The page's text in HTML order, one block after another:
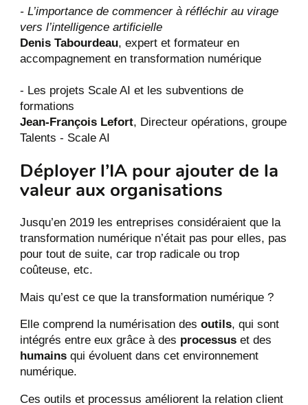
- L’importance de commencer à réfléchir au virage
vers l’intelligence artificielle
Denis Tabourdeau, expert et formateur en
accompagnement en transformation numérique
- Les projets Scale AI et les subventions de
formations
Jean-François Lefort, Directeur opérations, groupe
Talents - Scale AI
Déployer l’IA pour ajouter de la
valeur aux organisations
Jusqu’en 2019 les entreprises considéraient que la
transformation numérique n’était pas pour elles, pas
pour tout de suite, car trop radicale ou trop
coûteuse, etc.
Mais qu’est ce que la transformation numérique ?
Elle comprend la numérisation des outils, qui sont
intégrés entre eux grâce à des processuset des
humainsqui évoluent dans cet environnement
numérique.
Ces outils et processus améliorent la relation client